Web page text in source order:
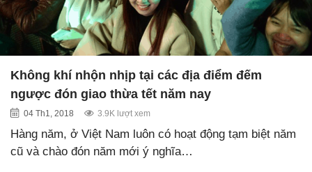
Không khí nhộn nhịp tại các địa điểm đếm
ngược đón giao thừa tết năm nay
04 Th1, 2018 3.9K lượt xem
Hàng năm, ở Việt Nam luôn có hoạt động tạm biệt năm
cũ và chào đón năm mới ý nghĩa…